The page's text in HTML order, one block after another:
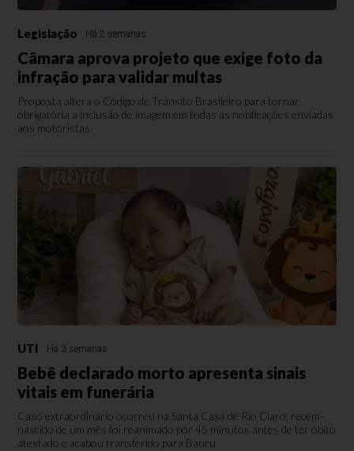
Legislação Há 2 semanas
Câmara aprova projeto que exige foto da
infração para validar multas
Proposta altera o Código de Trânsito Brasileiro para tornar
obrigatória a inclusão de imagem em todas as notificações enviadas
aos motoristas.
UTI Há 3 semanas
Bebê declarado morto apresenta sinais
vitais em funerária
Caso extraordinário ocorreu na Santa Casa de Rio Claro; recém-
nascido de um mês foi reanimado por 45 minutos antes de ter óbito
atestado e acabou transferido para Bauru